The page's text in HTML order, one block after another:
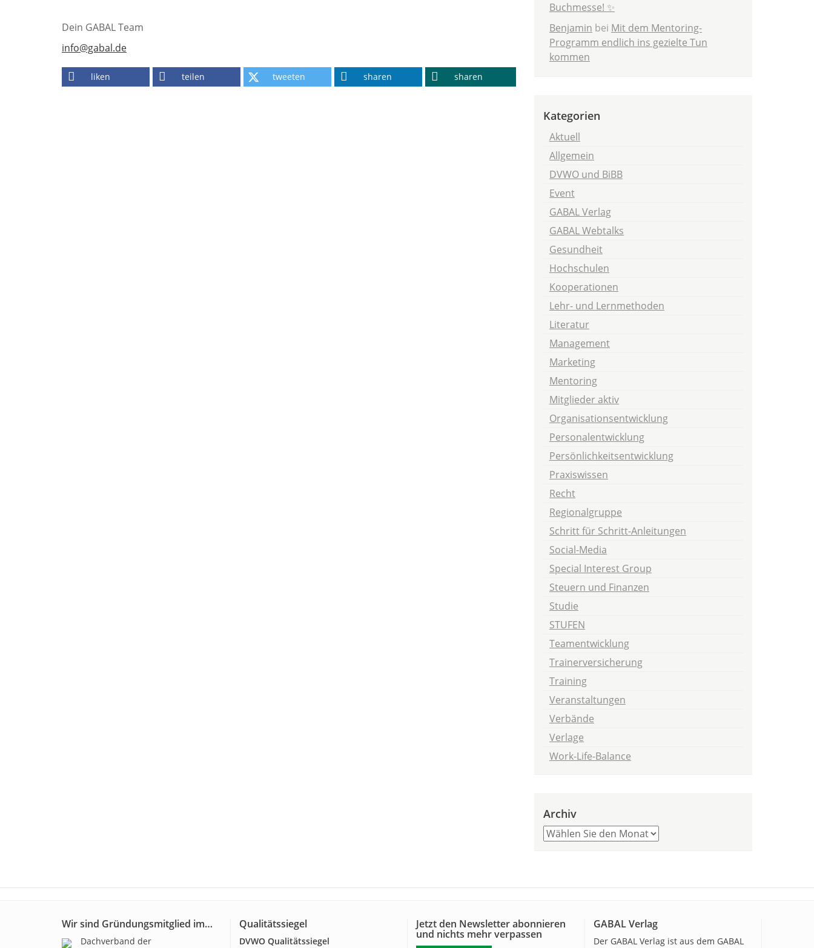
Dein GABAL Team
info@gabal.de
liken teilen tweeten sharen sharen
Buchmesse! ✨
Benjamin bei Mit dem Mentoring-
Programm endlich ins gezielte Tun
kommen
Kategorien
Aktuell
Allgemein
DVWO und BiBB
Event
GABAL Verlag
GABAL Webtalks
Gesundheit
Hochschulen
Kooperationen
Lehr- und Lernmethoden
Literatur
Management
Marketing
Mentoring
Mitglieder aktiv
Organisationsentwicklung
Personalentwicklung
Persönlichkeitsentwicklung
Praxiswissen
Recht
Regionalgruppe
Schritt für Schritt-Anleitungen
Social-Media
Special Interest Group
Steuern und Finanzen
Studie
STUFEN
Teamentwicklung
Trainerversicherung
Training
Veranstaltungen
Verbände
Verlage
Work-Life-Balance
Archiv
Wir sind Gründungsmitglied im…
Dachverband der
Qualitätssiegel
DVWO Qualitätssiegel
Jetzt den Newsletter abonnieren
und nichts mehr verpassen
GABAL Verlag
Der GABAL Verlag ist aus dem GABAL